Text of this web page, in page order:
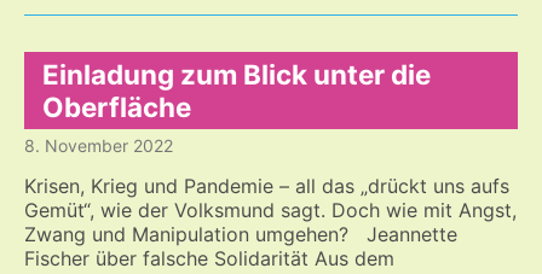
es
Gegen
den
Verschleiß,
für
eine
neue
Ordnung.
Einladung zum Blick unter die
Oberfläche
8. November 2022
Krisen, Krieg und Pandemie – all das „drückt uns aufs
Gemüt“, wie der Volksmund sagt. Doch wie mit Angst,
Zwang und Manipulation umgehen? Jeannette
Fischer über falsche Solidarität Aus dem